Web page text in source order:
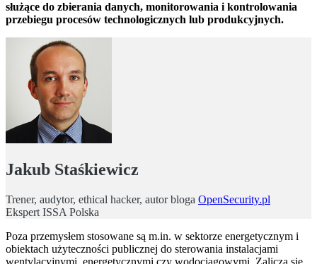
służące do zbierania danych, monitorowania i kontrolowania
przebiegu procesów technologicznych lub produkcyjnych.
Jakub Staśkiewicz
Trener, audytor, ethical hacker, autor bloga OpenSecurity.pl
Ekspert ISSA Polska
Poza przemysłem stosowane są m.in. w sektorze energetycznym i
obiektach użyteczności publicznej do sterowania instalacjami
wentylacyjnymi, energetycznymi czy wodociągowymi. Zalicza się